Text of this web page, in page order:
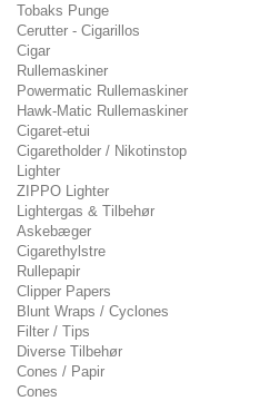
Tobaks Punge
Cerutter - Cigarillos
Cigar
Rullemaskiner
Powermatic Rullemaskiner
Hawk-Matic Rullemaskiner
Cigaret-etui
Cigaretholder / Nikotinstop
Lighter
ZIPPO Lighter
Lightergas & Tilbehør
Askebæger
Cigarethylstre
Rullepapir
Clipper Papers
Blunt Wraps / Cyclones
Filter / Tips
Diverse Tilbehør
Cones / Papir
Cones